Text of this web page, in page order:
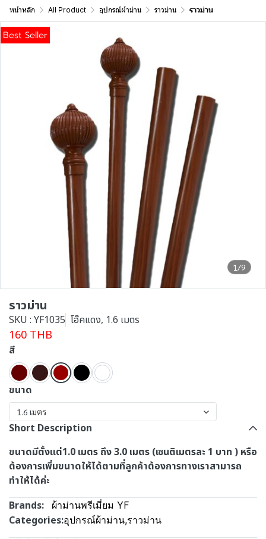
หน้าหลัก All Product อุปกรณ์ผ้าม่าน ราวม่าน ราวม่าน
1/9
Best Seller
ราวม่าน
SKU : YF1035 โอ๊คแดง, 1.6 เมตร
160 THB
สี
ขนาด
1.6 เมตร
Short Description
ขนาดมีตั้งแต่1.0 เมตร ถึง 3.0 เมตร (เซนติเมตรละ 1 บาท ) หรือ
ต้องการเพิ่มขนาดให้ได้ตามที่ลูกค้าต้องการทางเราสามารถ
ทำให้ได้ค่ะ
Brands:
ผ้าม่านพรีเมี่ยม YF
Categories:อุปกรณ์ผ้าม่าน,ราวม่าน